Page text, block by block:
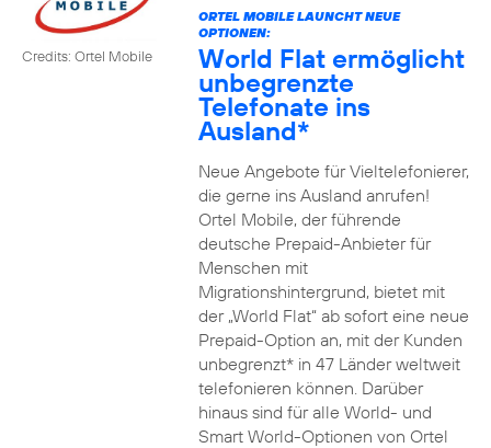
Credits: Ortel Mobile
ORTEL MOBILE LAUNCHT NEUE
OPTIONEN:
World Flat ermöglicht
unbegrenzte
Telefonate ins
Ausland*
Neue Angebote für Vieltelefonierer,
die gerne ins Ausland anrufen!
Ortel Mobile, der führende
deutsche Prepaid-Anbieter für
Menschen mit
Migrationshintergrund, bietet mit
der „World Flat“ ab sofort eine neue
Prepaid-Option an, mit der Kunden
unbegrenzt* in 47 Länder weltweit
telefonieren können. Darüber
hinaus sind für alle World- und
Smart World-Optionen von Ortel